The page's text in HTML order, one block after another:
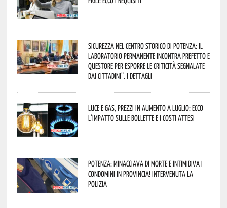
Sicurezza nel Centro Storico di Potenza: il
Laboratorio Permanente incontra Prefetto e
Questore per esporre le criticità segnalate
dai cittadini”. I dettagli
Luce e gas, prezzi in aumento a luglio: ecco
l’impatto sulle bollette e i costi attesi
Potenza: minacciava di morte e intimidiva i
condomini in provincia! Intervenuta la
Polizia